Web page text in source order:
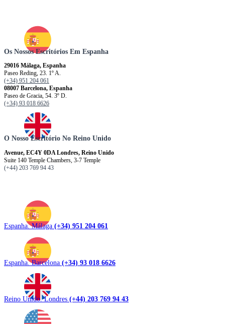
Os Nossos Escritórios Em Espanha
29016 Málaga, Espanha
Paseo Reding, 23. 1º A.
(+34) 951 204 061
08007 Barcelona, ​​​​​Espanha
Paseo de Gracia, 54. 3º D.
(+34) 93 018 6626
O Nosso Escritório No Reino Unido
Avenue, EC4Y 0DA Londres, Reino Unido
Suite 140 Temple Chambers, 3-7 Temple
(+44) 203 769 94 43
Espanha. Málaga (+34) 951 204 061
Espanha. Barcelona (+34) 93 018 6626
Reino Unido. Londres (+44) 203 769 94 43